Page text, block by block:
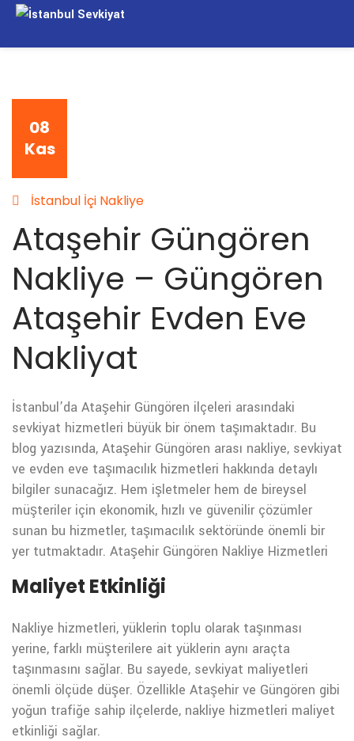
08
Kas
İstanbul İçi Nakliye
Ataşehir Güngören
Nakliye – Güngören
Ataşehir Evden Eve
Nakliyat
İstanbul’da Ataşehir Güngören ilçeleri arasındaki
sevkiyat hizmetleri büyük bir önem taşımaktadır. Bu
blog yazısında, Ataşehir Güngören arası nakliye, sevkiyat
ve evden eve taşımacılık hizmetleri hakkında detaylı
bilgiler sunacağız. Hem işletmeler hem de bireysel
müşteriler için ekonomik, hızlı ve güvenilir çözümler
sunan bu hizmetler, taşımacılık sektöründe önemli bir
yer tutmaktadır. Ataşehir Güngören Nakliye Hizmetleri
Maliyet Etkinliği
Nakliye hizmetleri, yüklerin toplu olarak taşınması
yerine, farklı müşterilere ait yüklerin aynı araçta
taşınmasını sağlar. Bu sayede, sevkiyat maliyetleri
önemli ölçüde düşer. Özellikle Ataşehir ve Güngören gibi
yoğun trafiğe sahip ilçelerde, nakliye hizmetleri maliyet
etkinliği sağlar.